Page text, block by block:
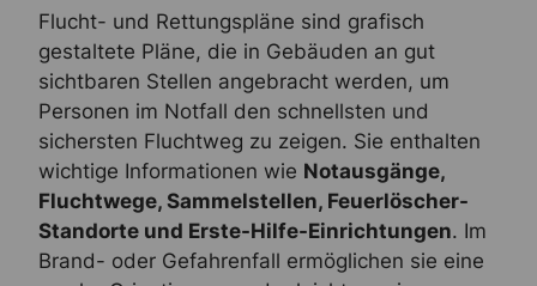
Flucht- und Rettungspläne sind grafisch
gestaltete Pläne, die in Gebäuden an gut
sichtbaren Stellen angebracht werden, um
Personen im Notfall den schnellsten und
sichersten Fluchtweg zu zeigen. Sie enthalten
wichtige Informationen wie Notausgänge,
Fluchtwege, Sammelstellen, Feuerlöscher-
Standorte und Erste-Hilfe-Einrichtungen. Im
Brand- oder Gefahrenfall ermöglichen sie eine